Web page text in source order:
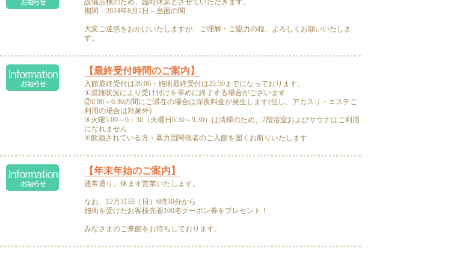
設備点検のため、臨時休業とさせていただきます。
期間：2024年8月2日～当面の間
大変ご迷惑をおかけいたしますが、ご理解・ご協力の程、よろしくお願いいたしま
す。
【最終受付時間のご案内】
入館最終受付は26:00・施術最終受付は23:59までになっております。
①混雑状況により受け付けを早めに終了する場合がございます
②0:00～6:30の間にご滞在の場合は深夜料金が発生します(但し、アカスリ・エステご
利用の場合は対象外)
③火曜5:00～6：30（火曜日6:30～9:30）は清掃のため、2階浴室およびサウナはご利用
になれません
④飲酒されている方・暴力団関係者のご入館を固くお断りいたします
【年末年始のご案内】
通常通り、休まず営業いたします。
なお、12月31日（日）6時30分から
施術を受けたお客様先着100名クーポン券をプレセント！
みなさまのご来館をお待ちしております。